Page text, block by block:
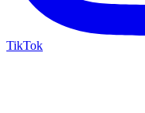
TikTok